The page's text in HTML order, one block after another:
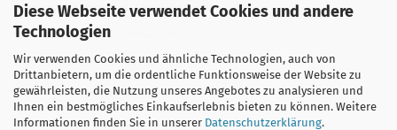
Diese Webseite verwendet Cookies und andere
Technologien
Wir verwenden Cookies und ähnliche Technologien, auch von
Drittanbietern, um die ordentliche Funktionsweise der Website zu
gewährleisten, die Nutzung unseres Angebotes zu analysieren und
Ihnen ein bestmögliches Einkaufserlebnis bieten zu können. Weitere
Informationen finden Sie in unserer Datenschutzerklärung.
der Beschreibung der Teile und stellt in keinem Fall eine direkte
Verbindung zu dem Unternehmen "Volkswagen" her/da.
Die Beschreibungen, Zeichnungen und Angaben zur
Verwendung sind sorgfältig überprüft worden.